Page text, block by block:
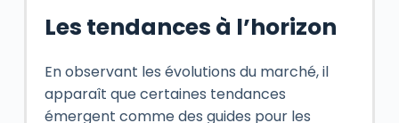
Les tendances à l’horizon
En observant les évolutions du marché, il
apparaît que certaines tendances
émergent comme des guides pour les